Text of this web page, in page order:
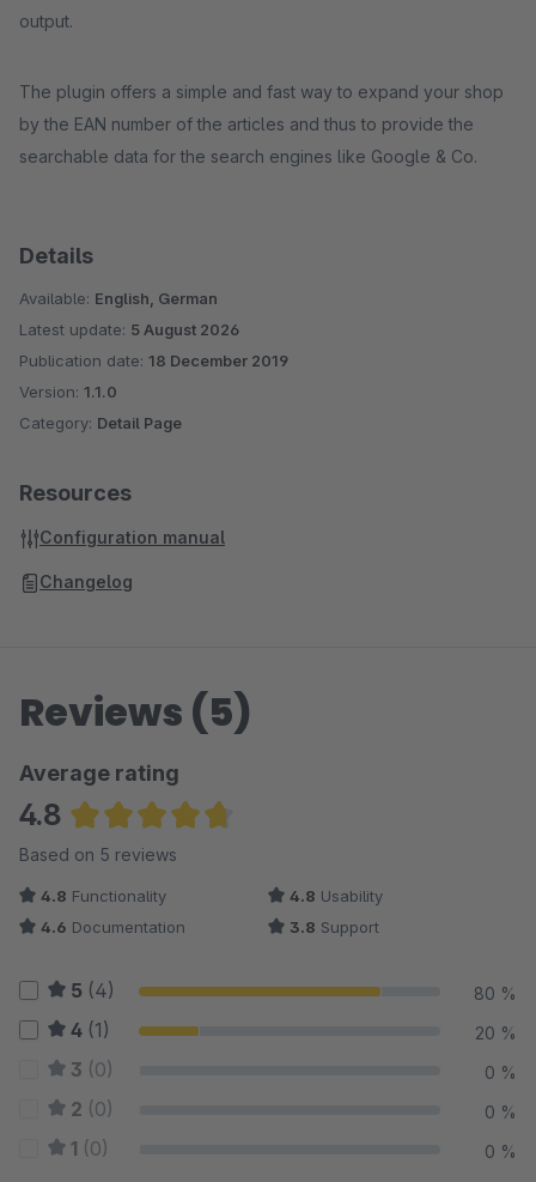
output.
The plugin offers a simple and fast way to expand your shop
by the EAN number of the articles and thus to provide the
searchable data for the search engines like Google & Co.
Details
Available: English, German
Latest update: 5 August 2026
Publication date: 18 December 2019
Version: 1.1.0
Category: Detail Page
Resources
Configuration manual
Changelog
Reviews (5)
Average rating
4.8
Average rating of 4.8 out of 5 stars
Based on 5 reviews
4.8 Functionality 4.8 Usability
4.6 Documentation 3.8 Support
5 (4) 80 %
4 (1) 20 %
3 (0) 0 %
2 (0) 0 %
1 (0) 0 %